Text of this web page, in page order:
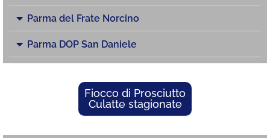
Parma del Frate Norcino
Parma DOP San Daniele
Fiocco di Prosciutto
Culatte stagionate